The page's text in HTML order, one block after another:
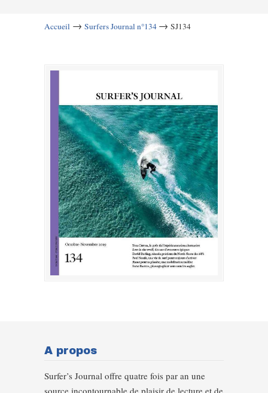
Accueil → Surfers Journal n°134 → SJ134
A propos
Surfer’s Journal offre quatre fois par an une
source incontournable de plaisir de lecture et de